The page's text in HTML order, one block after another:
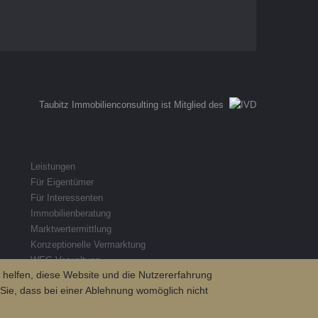
Taubitz Immobilienconsulting ist Mitglied des
Leistungen
Für Eigentümer
Für Interessenten
Immobilienberatung
Marktwertermittlung
Konzeptionelle Vermarktung
WEG-Verwaltung
Hausverwaltung
diese Website und die Nutzererfahrung
dass bei einer Ablehnung womöglich nicht